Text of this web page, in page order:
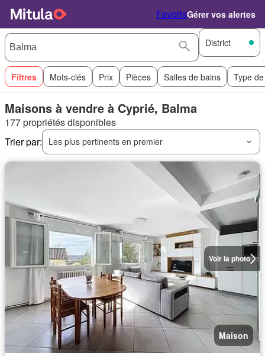
FavorisGérer vos alertes
District
Filtres Mots-clés Prix Pièces Salles de bains Type
Maisons à vendre à Cyprié, Balma
177 propriétés disponibles
Trier par:
Les plus pertinents en premier
Voir la photo
Maison